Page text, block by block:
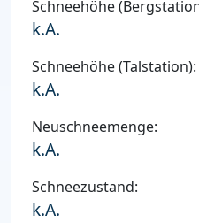
Schneehöhe
k.A.
Schneehöhe (Talstation):
k.A.
Neuschneemenge:
k.A.
Schneezustand:
k.A.